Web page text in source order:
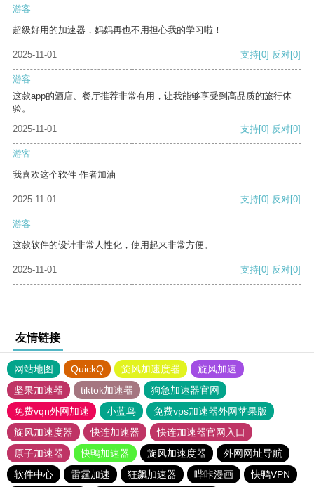
游客
超级好用的加速器，妈妈再也不用担心我的学习啦！
2025-11-01 支持[0] 反对[0]
游客
这款app的酒店、餐厅推荐非常有用，让我能够享受到高品质的旅行体
验。
2025-11-01
支持[0] 反对[0]
游客
我喜欢这个软件 作者加油
2025-11-01 支持[0] 反对[0]
游客
这款软件的设计非常人性化，使用起来非常方便。
2025-11-01 支持[0] 反对[0]
友情链接
网站地图 QuickQ 旋风加速度器
旋风加速
坚果加速器
tiktok加速器
狗急加速器官网
免费vqn外网加速
小蓝鸟
免费vps加速器外网苹果版
旋风加速度器
快连加速器
快连加速器官网入口
原子加速器
快鸭加速器 旋风加速度器
外网网址导航
软件中心
雷霆加速 狂飙加速器 哔咔漫画
快鸭VPN